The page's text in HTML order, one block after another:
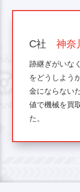
C社 神奈
跡継ぎがいな
をどうしよう
金にならない
値で機械を買
た。